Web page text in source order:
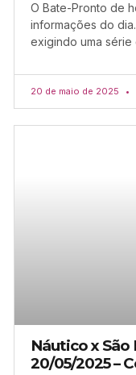
O Bate-Pronto de
informações do
exigindo uma série
20 de maio de 2025
Náutico x São
20/05/2025 –